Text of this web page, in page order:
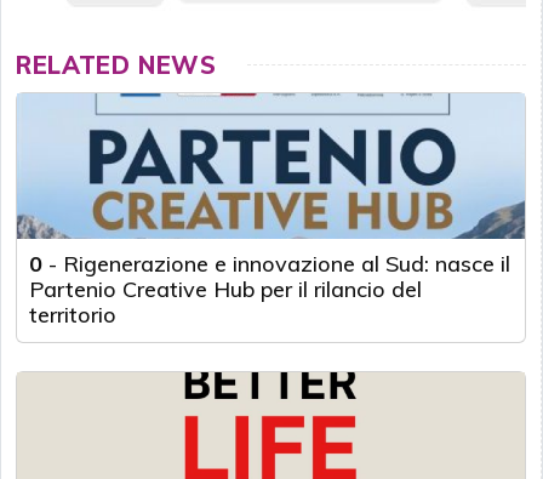
RELATED NEWS
0 - Rigenerazione e innovazione al Sud: nasce il
Partenio Creative Hub per il rilancio del
territorio